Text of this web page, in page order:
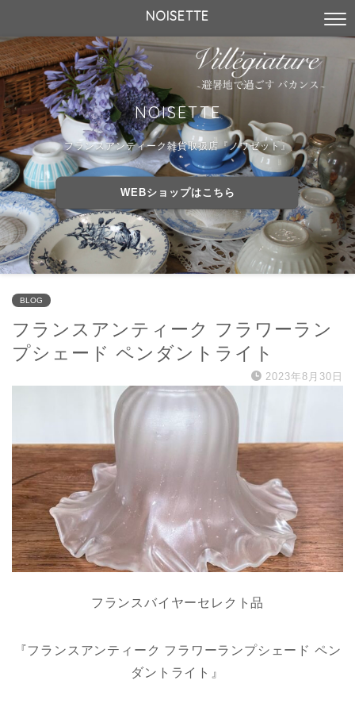
NOISETTE
NOISETTE
フランスアンティーク雑貨取扱店『ノワゼット』
WEBショップはこちら
BLOG
フランスアンティーク フラワーラン
プシェード ペンダントライト
2023年8月30日
フランスバイヤーセレクト品
『フランスアンティーク フラワーランプシェード ペン
ダントライト』